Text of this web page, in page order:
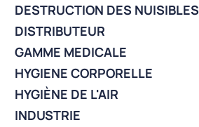
DESTRUCTION DES NUISIBLES
DISTRIBUTEUR
GAMME MEDICALE
HYGIENE CORPORELLE
HYGIÈNE DE L'AIR
INDUSTRIE